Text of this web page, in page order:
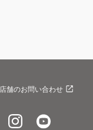
店舗のお問い合わせ